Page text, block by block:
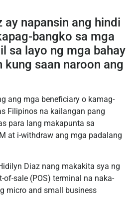
ay napansin ang hindi
bangko sa mga
sa layo ng mga bahay
kung saan naroon ang
ang mga beneficiary o kamag-
Filipinos na kailangan pang
para lang makapunta sa
at i-withdraw ang mga padalang
Diaz nang makakita sya ng
of-sale (POS) terminal na naka-
micro and small business